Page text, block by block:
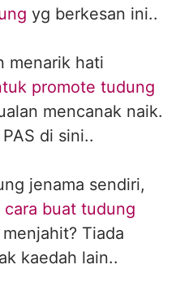
yg berkesan ini..
menarik hati
promote tudung
mencanak naik.
di sini..
jenama sendiri,
cara buat tudung
Tiada
kaedah lain..